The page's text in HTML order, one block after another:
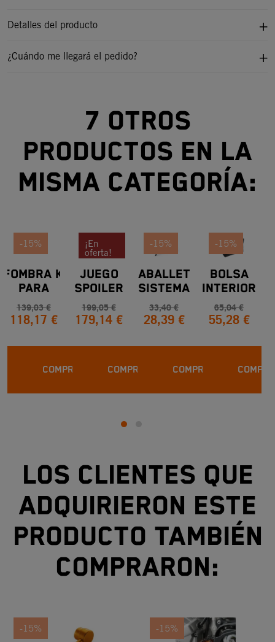
Detalles del producto
¿Cuándo me llegará el pedido?
7 otros
productos en la
misma categoría:
-15%
KTM
PARA
REPOSTAJE
139,03 €
118,17 €
COMPRAR
¡En
oferta!
-10%
JUEGO
SPOILER
SIDECASE
PLATA 16
199,05 €
179,14 €
COMPRAR
-15%
CABALLETE
SISTEMA
LLENADO
RÁPIDO
33,40 €
28,39 €
COMPRAR
-15%
BOLSA
INTERIOR
TOP CASE
TOURATECH
65,04 €
55,28 €
Los clientes que
adquirieron este
producto también
compraron:
-15% -15%